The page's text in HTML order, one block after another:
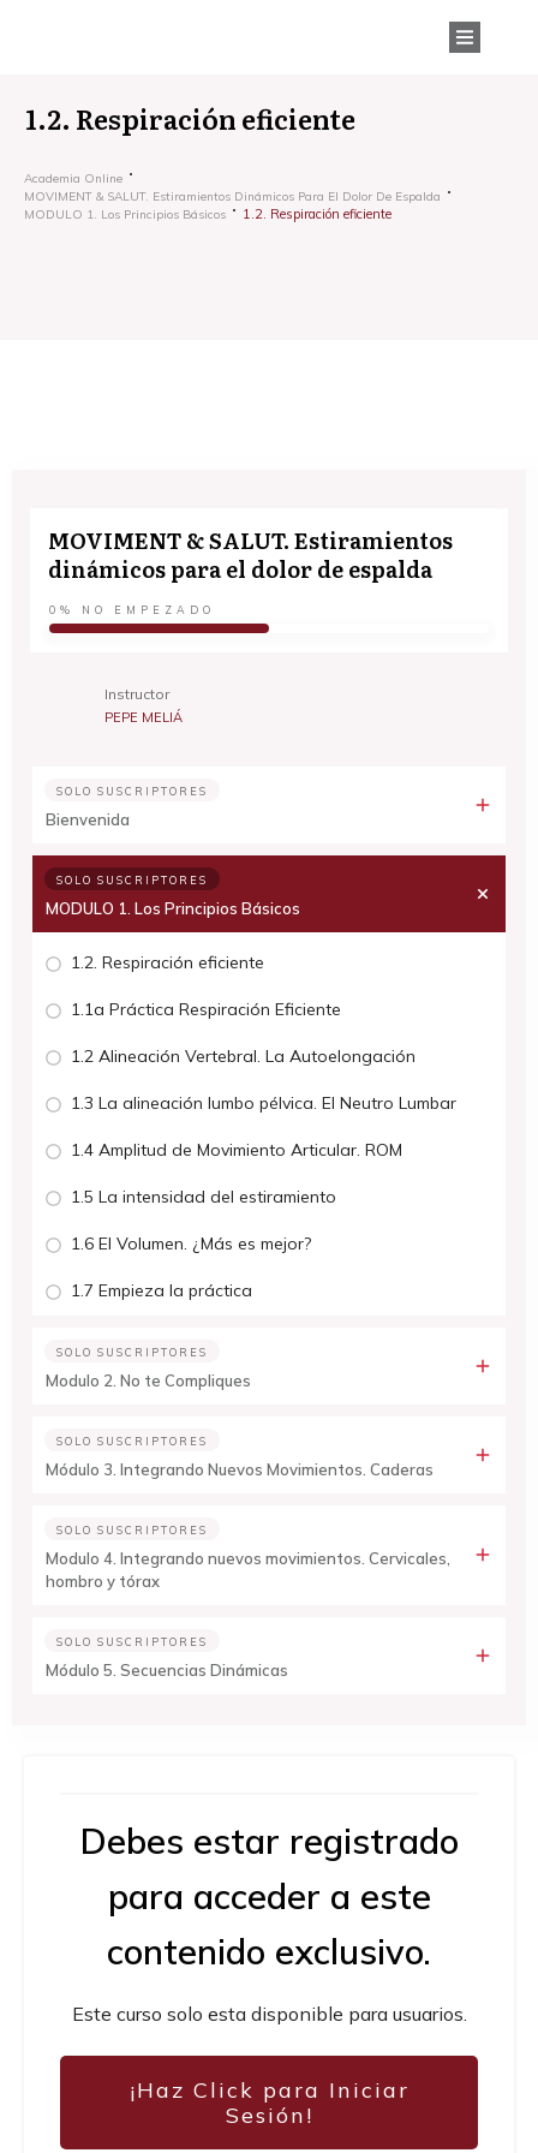
1.2. Respiración eficiente
Academia Online
MOVIMENT & SALUT. Estiramientos Dinámicos Para El Dolor De Espalda
MODULO 1. Los Principios Básicos
1.2. Respiración eficiente
Debes estar registrado
para acceder a este
contenido exclusivo.
Este curso solo esta disponible para usuarios.
¡Haz Click para Iniciar
Sesión!
MOVIMENT & SALUT. Estiramientos
dinámicos para el dolor de espalda
0% NO EMPEZADO
Instructor
PEPE MELIÁ
SOLO SUSCRIPTORES
Bienvenida
SOLO SUSCRIPTORES
MODULO 1. Los Principios Básicos
1.2. Respiración eficiente
1.1a Práctica Respiración Eficiente
1.2 Alineación Vertebral. La Autoelongación
1.3 La alineación lumbo pélvica. El Neutro Lumbar
1.4 Amplitud de Movimiento Articular. ROM
1.5 La intensidad del estiramiento
1.6 El Volumen. ¿Más es mejor?
1.7 Empieza la práctica
SOLO SUSCRIPTORES
Modulo 2. No te Compliques
SOLO SUSCRIPTORES
Módulo 3. Integrando Nuevos Movimientos. Caderas
SOLO SUSCRIPTORES
Modulo 4. Integrando nuevos movimientos. Cervicales,
hombro y tórax
SOLO SUSCRIPTORES
Módulo 5. Secuencias Dinámicas